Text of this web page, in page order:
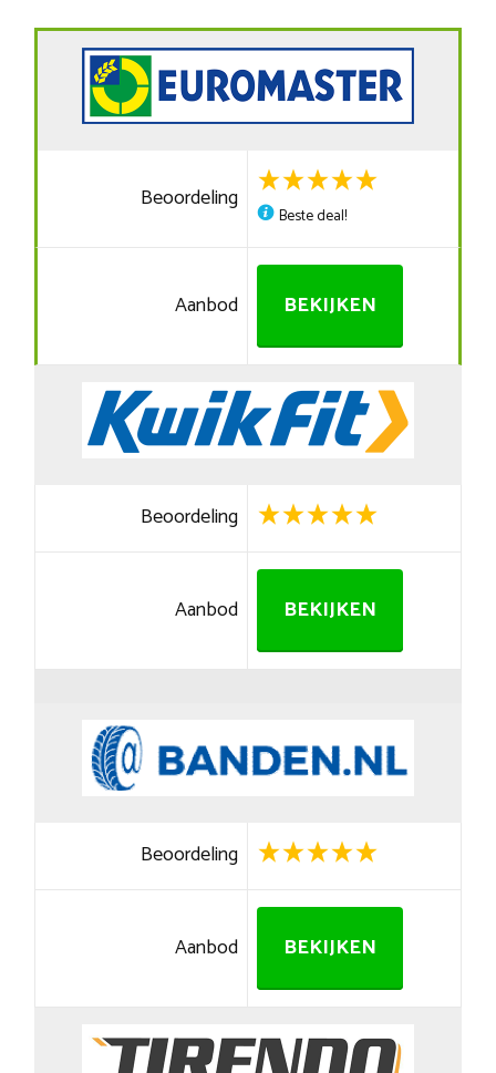
Beoordeling
Beste deal!
Aanbod BEKIJKEN
Beoordeling
Aanbod BEKIJKEN
Beoordeling
Aanbod BEKIJKEN